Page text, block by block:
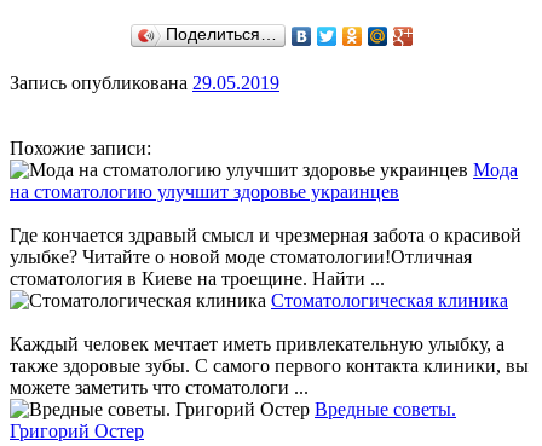
Поделиться…
Запись опубликована 29.05.2019
Похожие записи:
Мода
на стоматологию улучшит здоровье украинцев
Где кончается здравый смысл и чрезмерная забота о красивой
улыбке? Читайте о новой моде стоматологии!Отличная
стоматология в Киеве на троещине. Найти ...
Стоматологическая клиника
Каждый человек мечтает иметь привлекательную улыбку, а
также здоровые зубы. С самого первого контакта клиники, вы
можете заметить что стоматологи ...
Вредные советы.
Григорий Остер